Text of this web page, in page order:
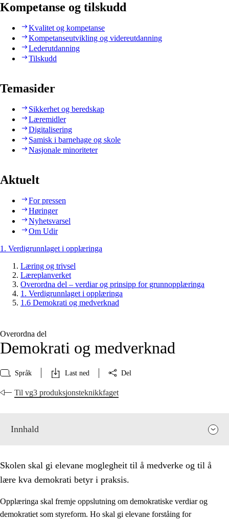
Kompetanse og tilskudd
Kvalitet og kompetanse
Kompetanseutvikling og videreutdanning
Lederutdanning
Tilskudd
Temasider
Sikkerhet og beredskap
Læremidler
Digitalisering
Samisk i barnehage og skole
Nasjonale minoriteter
Aktuelt
For pressen
Høringer
Nyhetsvarsel
Om Udir
1. Verdigrunnlaget i opplæringa
Læring og trivsel
Læreplanverket
Overordna del – verdiar og prinsipp for grunnopplæringa
1. Verdigrunnlaget i opplæringa
1.6 Demokrati og medverknad
Overordna del
Demokrati og medverknad
Språk Last ned Del
Til vg3 produksjonsteknikkfaget
Innhald
Skolen skal gi elevane moglegheit til å medverke og til å
lære kva demokrati betyr i praksis.
Opplæringa skal fremje oppslutning om demokratiske verdiar og
demokratiet som styreform. Ho skal gi elevane forståing for